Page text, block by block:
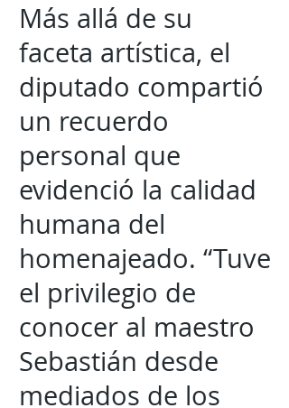
Más allá de su
faceta artística, el
diputado compartió
un recuerdo
personal que
evidenció la calidad
humana del
homenajeado. “Tuve
el privilegio de
conocer al maestro
Sebastián desde
mediados de los